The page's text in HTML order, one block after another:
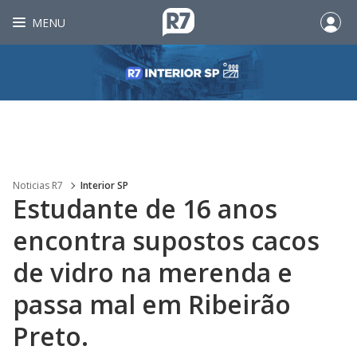
MENU
Noticias R7 Interior SP
Estudante de 16 anos
encontra supostos cacos
de vidro na merenda e
passa mal em Ribeirão
Preto.